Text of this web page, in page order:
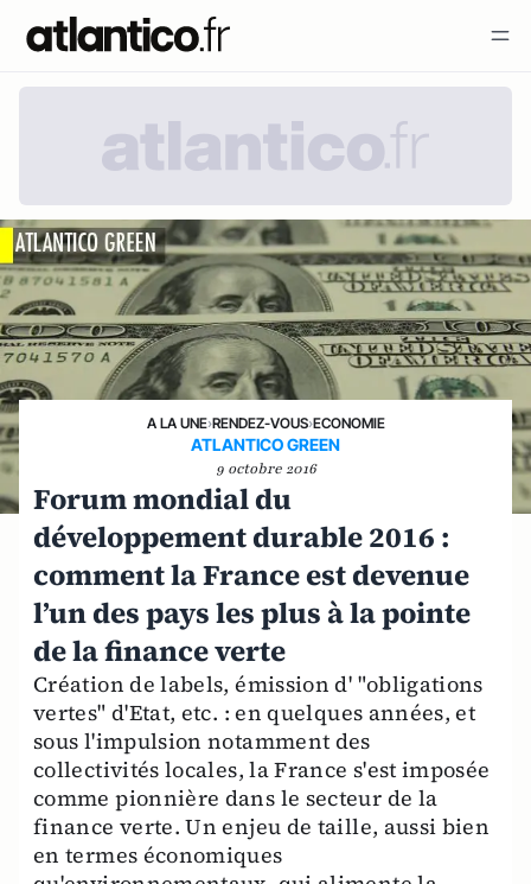
A LA UNE›RENDEZ-VOUS›ECONOMIE
ATLANTICO GREEN
9 octobre 2016
Forum mondial du
développement durable 2016 :
comment la France est devenue
l’un des pays les plus à la pointe
de la finance verte
Création de labels, émission d' "obligations
vertes" d'Etat, etc. : en quelques années, et
sous l'impulsion notamment des
collectivités locales, la France s'est imposée
comme pionnière dans le secteur de la
finance verte. Un enjeu de taille, aussi bien
en termes économiques